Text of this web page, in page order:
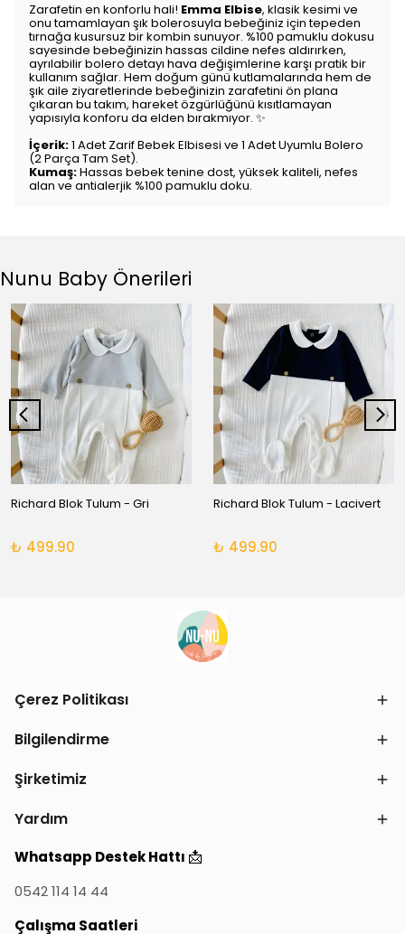
Zarafetin en konforlu hali! Emma Elbise, klasik kesimi ve
onu tamamlayan şık bolerosuyla bebeğiniz için tepeden
tırnağa kusursuz bir kombin sunuyor. %100 pamuklu dokusu
sayesinde bebeğinizin hassas cildine nefes aldırırken,
ayrılabilir bolero detayı hava değişimlerine karşı pratik bir
kullanım sağlar. Hem doğum günü kutlamalarında hem de
şık aile ziyaretlerinde bebeğinizin zarafetini ön plana
çıkaran bu takım, hareket özgürlüğünü kısıtlamayan
yapısıyla konforu da elden bırakmıyor. ✨
İçerik:1 Adet Zarif Bebek Elbisesi ve 1 Adet Uyumlu Bolero
(2 Parça Tam Set).
Kumaş:Hassas bebek tenine dost, yüksek kaliteli, nefes
alan ve antialerjik %100 pamuklu doku.
Nunu Baby Önerileri
Richard Blok Tulum - Gri
₺ 499.90
Richard Blok Tulum - Lacivert
₺ 499.90
Çerez Politikası
Bilgilendirme
Şirketimiz
Yardım
Whatsapp Destek Hattı 📩
0542 114 14 44
Çalışma Saatleri